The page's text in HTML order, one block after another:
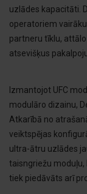
uzlādes kapacitāti.
operatoriem
partneru tīklu,
atsevišķus
Izmantojot UFC
modulāro dizainu,
Atkarībā no
veiktspējas
ultra-ātru uzlādes
taisngriežu moduļu,
tiek piedāvāts arī